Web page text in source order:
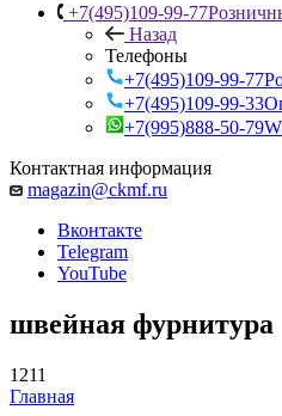
+7(495)109-99-77
Назад
Телефоны
+7(495)109-99-77
+7(495)109-99-33
+7(995)888-50-79
Контактная информация
magazin@ckmf.ru
Вконтакте
Telegram
YouTube
швейная фурнитура
1211
Главная